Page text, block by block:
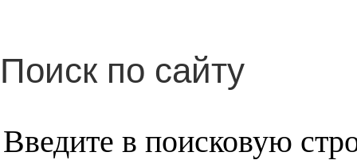
Поиск по сайту
Введите в поисковую